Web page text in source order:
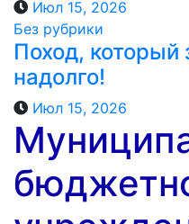
Июл 15, 2026
Без рубрики
Поход, который
надолго!
Июл 15, 2026